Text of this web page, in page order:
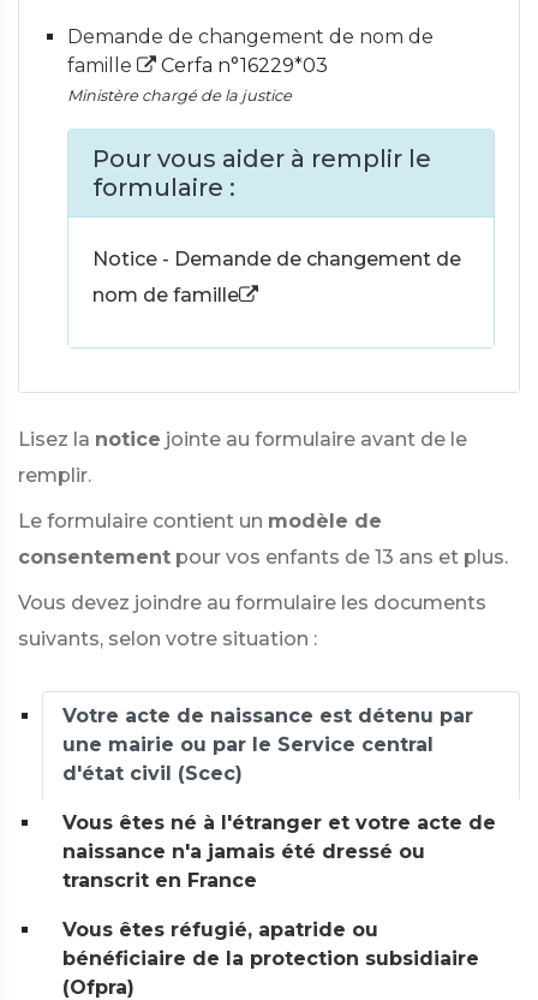
Demande de changement de nom de
famille
Cerfa n°16229*03
Ministère chargé de la justice
Pour vous aider à remplir le
formulaire :
Notice - Demande de changement de
nom de famille
Lisez la notice jointe au formulaire avant de le
remplir.
Le formulaire contient un modèle de
consentement pour vos enfants de 13 ans et plus.
Vous devez joindre au formulaire les documents
suivants, selon votre situation :
Votre acte de naissance est détenu par
une mairie ou par le Service central
d'état civil (Scec)
Vous êtes né à l'étranger et votre acte de
naissance n'a jamais été dressé ou
transcrit en France
Vous êtes réfugié, apatride ou
bénéficiaire de la protection subsidiaire
(Ofpra)